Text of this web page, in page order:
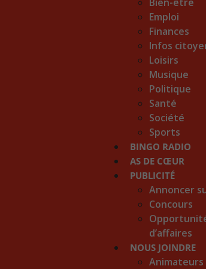
Emploi
Finances
Infos
Loisirs
Musique
Politique
Santé
Société
Sports
BINGO RADIO
AS DE CŒUR
PUBLICITÉ
Annoncer
Concours
d’affaires
NOUS JOINDRE
Animateurs